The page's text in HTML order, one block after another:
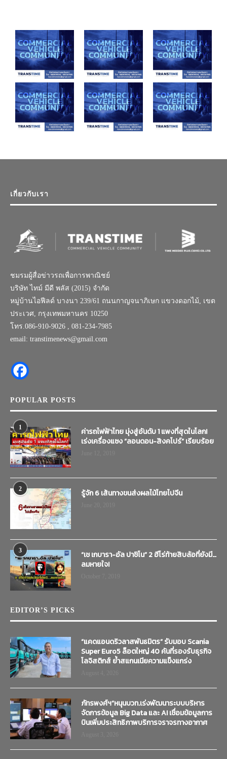
เกี่ยวกับเรา
ชมรมผู้สื่อข่าวรถเพื่อการพาณิชย์
บริษัท ไทม์ มีดี พลัส (2015) จำกัด
หมู่บ้านไอฟีลด์ บางนา 239/61 ถนนกาญจนาภิเษก แขวงดอกไม้, เขต
ประเวศ, กรุงเทพมหานคร 10250
โทร.086-910-9026 , 081-234-7985
email: transtimenews@gmail.com
POPULAR POSTS
1
ค่ารถไฟฟ้าไทย มุ่งสู่อันดับ 1 แพงที่สุดในโลก!
เร่งเครื่องแซง “ลอนดอน-สิงคโปร์” เรียบร้อย
2 รู้จัก 6 เส้นทางขนส่งผลไม้ไทยไปจีน
3
“เช เกบารา-อัล ปาชิโน” 2 ฮีโร่ท้ายสิบล้อที่ยังมี…
ลมหายใจ!
EDITOR’S PICKS
“แคดแอนดริวลาสพันธมิตร” รับมอบ Scania
Super Euro5 ล็อตใหญ่ 40 คันที่รองรับธุรกิจ
โลจิสติกส์ ย้ำสแกนเนียความแข็งแกร่ง
ภัทรพงศ์ฯ”หนุนบวท.เร่งพัฒนาระบบบริหาร
จัดการข้อมูล Big Data และ AI เชื่อมข้อมูลการ
บินเพิ่มประสิทธิภาพบริการจราจรทางอากาศ